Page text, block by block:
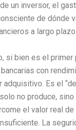
un inversor, el
de dónde
a largo plazo.
si bien es el
con
Es el
no produce,
el valor real
La